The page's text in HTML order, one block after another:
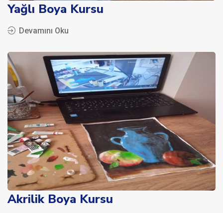
Yağlı Boya Kursu
Devamını Oku
Akrilik Boya Kursu